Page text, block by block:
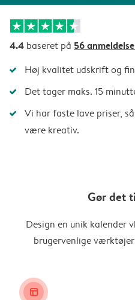
4.4 baseret på 56
Høj kvalitet udskrift og
Det tager maks. 15
Vi har faste lave priser,
være kreativ.
Gør det
Design en unik kalender
brugervenlige
layout_alt